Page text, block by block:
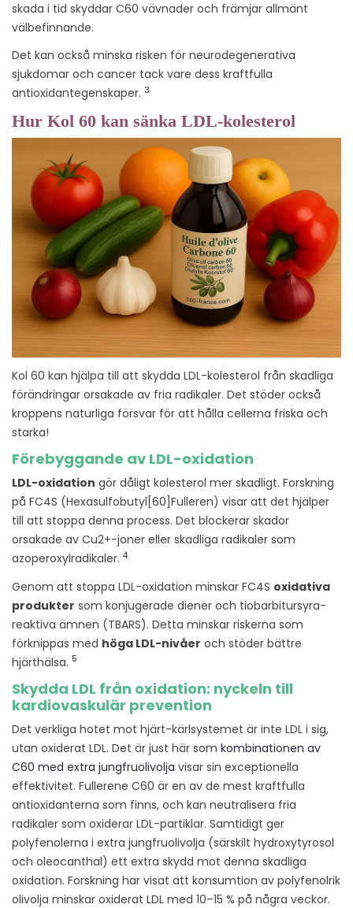
skada i tid skyddar C60 vävnader och främjar allmänt
välbefinnande.
Det kan också minska risken för neurodegenerativa
sjukdomar och cancer tack vare dess kraftfulla
antioxidantegenskaper. 3
Hur Kol 60 kan sänka LDL-kolesterol
Kol 60 kan hjälpa till att skydda LDL-kolesterol från skadliga
förändringar orsakade av fria radikaler. Det stöder också
kroppens naturliga försvar för att hålla cellerna friska och
starka!
Förebyggande av LDL-oxidation
LDL-oxidation gör dåligt kolesterol mer skadligt. Forskning
på FC4S (Hexasulfobutyl[60]Fulleren) visar att det hjälper
till att stoppa denna process. Det blockerar skador
orsakade av Cu2+-joner eller skadliga radikaler som
azoperoxylradikaler. 4
Genom att stoppa LDL-oxidation minskar FC4S oxidativa
produkter som konjugerade diener och tiobarbitursyra-
reaktiva ämnen (TBARS). Detta minskar riskerna som
förknippas med höga LDL-nivåer och stöder bättre
hjärthälsa. 5
Skydda LDL från oxidation: nyckeln till
kardiovaskulär prevention
Det verkliga hotet mot hjärt-kärlsystemet är inte LDL i sig,
utan oxiderat LDL. Det är just här som kombinationen av
C60 med extra jungfruolivolja visar sin exceptionella
effektivitet. Fullerene C60 är en av de mest kraftfulla
antioxidanterna som finns, och kan neutralisera fria
radikaler som oxiderar LDL-partiklar. Samtidigt ger
polyfenolerna i extra jungfruolivolja (särskilt hydroxytyrosol
och oleocanthal) ett extra skydd mot denna skadliga
oxidation. Forskning har visat att konsumtion av polyfenolrik
olivolja minskar oxiderat LDL med 10–15 % på några veckor.